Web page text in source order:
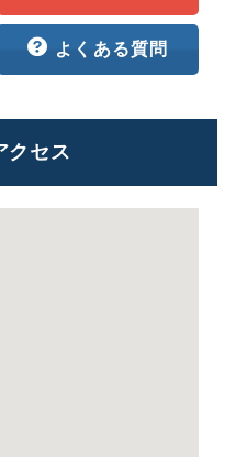
よくある質問
クセス